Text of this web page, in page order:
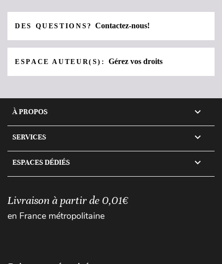
DES QUESTIONS?Contactez-nous!
ESPACE AUTEUR(S):Gérez vos droits
À PROPOS 
SERVICES 
ESPACES DÉDIÉS 
Livraison à partir de 0,01€
en France métropolitaine